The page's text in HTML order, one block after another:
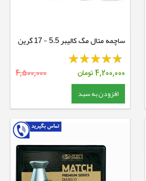
ساچمه متال مگ کالیبر 5.5 - 17 گرین
4,200,000تومان 4,500,000
افزودن به سبد